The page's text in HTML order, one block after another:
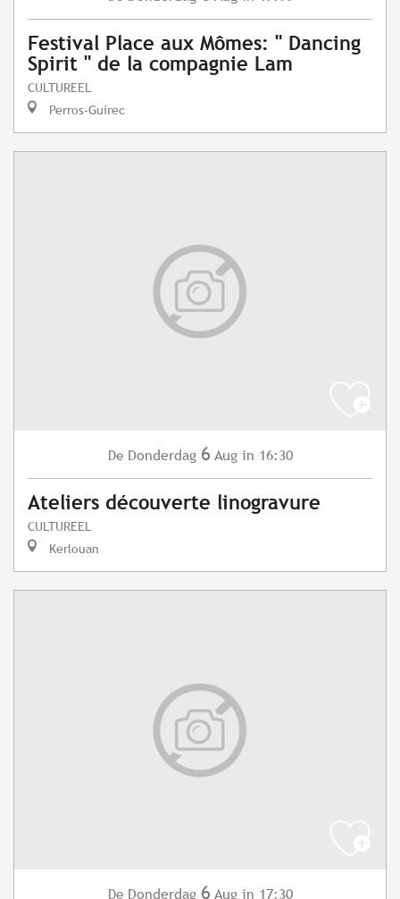
Festival Place aux Mômes: " Dancing
Spirit " de la compagnie Lam
CULTUREEL
Perros-Guirec
De Donderdag 6 Aug in 16:30
Ateliers découverte linogravure
CULTUREEL
Kerlouan
De Donderdag 6 Aug in 17:30